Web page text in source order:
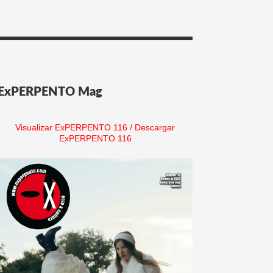
Mag
Visualizar ExPERPENTO 116 / Descargar
ExPERPENTO 116